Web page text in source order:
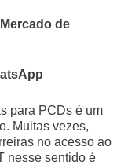
de
para PCDs é um
Muitas vezes,
no acesso ao
nesse sentido é